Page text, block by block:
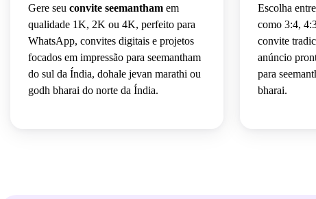
Gere seu convite seemantham em
qualidade 1K, 2K ou 4K, perfeito para
WhatsApp, convites digitais e projetos
focados em impressão para seemantham
do sul da Índia, dohale jevan marathi ou
godh bharai do norte da Índia.
Escolha
como 3:4,
convite
anúncio
para
bharai.